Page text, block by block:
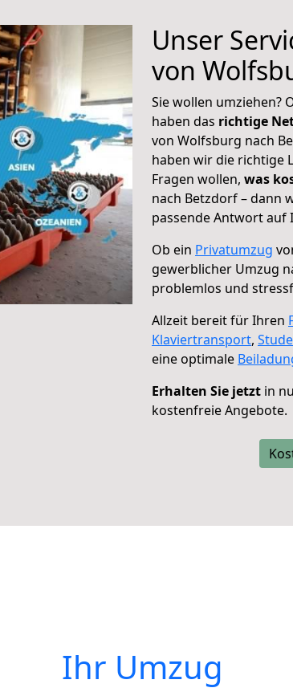
Unser
von
Sie wollen umziehen?
haben das richtige
von Wolfsburg nach
haben wir die richtige
Fragen wollen, was
nach Betzdorf – dann
passende Antwort auf
Ob ein Privatumzug
gewerblicher Umzug
problemlos und
Allzeit bereit für Ihren
Klaviertransport,
eine optimale
Erhalten Sie jetzt in
kostenfreie Angebote.
Ihr Umzug